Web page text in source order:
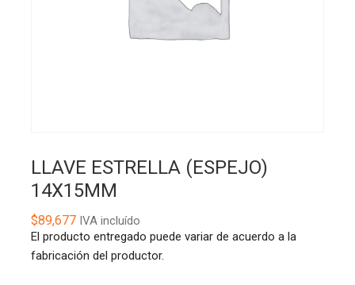
LLAVE ESTRELLA (ESPEJO)
14X15MM
$89,677IVA incluído
El producto entregado puede variar de acuerdo a la
fabricación del productor.